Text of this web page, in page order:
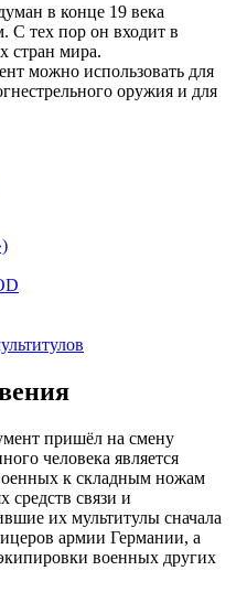
в конце 19 века
С тех пор он входит в
стран мира.
можно использовать для
оружия и для
пришёл на смену
человека является
к складным ножам
средств связи и
их мультитулы сначала
армии Германии, а
военных других